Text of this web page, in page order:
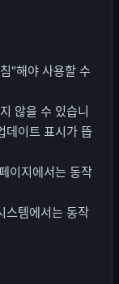
"해야 사용할 수
않을 수 있습니
데이트 표시가 뜹
이지에서는 동작
스템에서는 동작